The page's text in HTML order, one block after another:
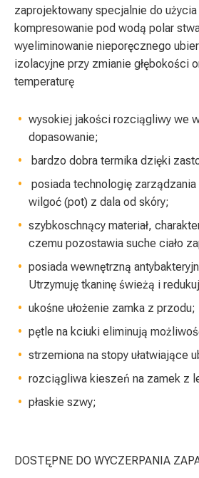
zaprojektowany specjalnie do
kompresowanie pod wodą polar
wyeliminowanie nieporęcznego
izolacyjne przy zmianie głębokości
temperaturę
wysokiej jakości rozciągliwy we
dopasowanie;
bardzo dobra termika dzięki
posiada technologię
wilgoć (pot) z dala od skóry;
szybkoschnący materiał,
czemu pozostawia suche ciało
posiada wewnętrzną
Utrzymuję tkaninę świeżą i
ukośne ułożenie zamka z przodu;
pętle na kciuki eliminują
strzemiona na stopy ułatwiające
rozciągliwa kieszeń na zamek z
płaskie szwy;
DOSTĘPNE DO WYCZERPANIA